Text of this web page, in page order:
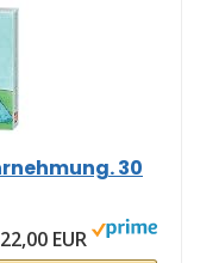
30
22,00 EUR